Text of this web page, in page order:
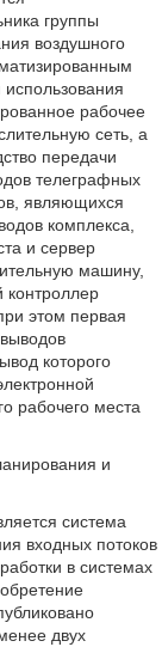
группы
воздушного
рабочее
сеть, а
передачи
телеграфных
являющихся
комплекса,
и сервер
машину,
контроллер
этом первая
которого
рабочего места
и
система
входных потоков
в системах
двух